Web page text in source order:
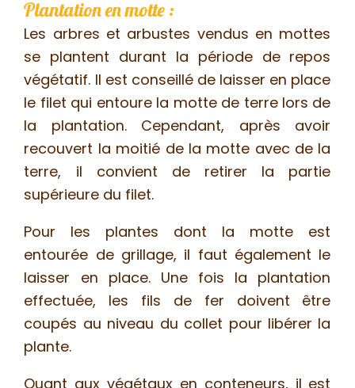
Plantation en motte :
Les arbres et arbustes vendus en mottes
se plantent durant la période de repos
végétatif. Il est conseillé de laisser en place
le filet qui entoure la motte de terre lors de
la plantation. Cependant, après avoir
recouvert la moitié de la motte avec de la
terre, il convient de retirer la partie
supérieure du filet.
Pour les plantes dont la motte est
entourée de grillage, il faut également le
laisser en place. Une fois la plantation
effectuée, les fils de fer doivent être
coupés au niveau du collet pour libérer la
plante.
Quant aux végétaux en conteneurs, il est